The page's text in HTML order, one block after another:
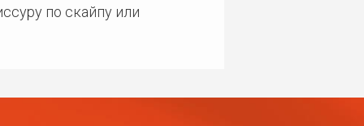
по скайпу или